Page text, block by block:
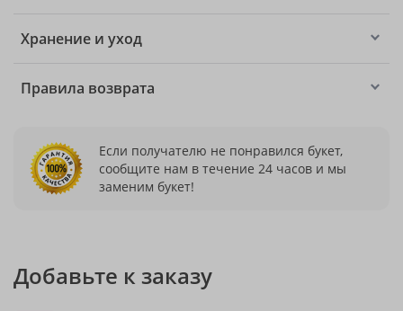
Хранение и уход
Правила возврата
Если получателю не понравился букет,
сообщите нам в течение 24 часов и мы
заменим букет!
Добавьте к заказу